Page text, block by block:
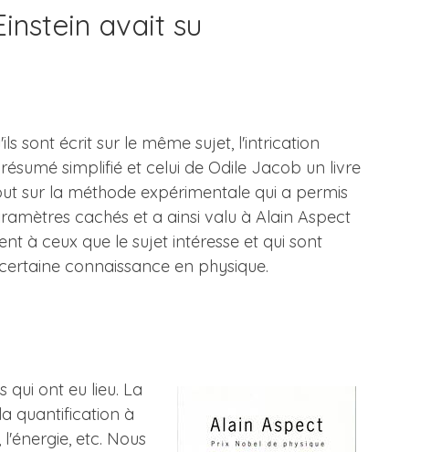
avait su
sont écrit sur le même sujet, l'intrication
simplifié et celui de Odile Jacob un livre
sur la méthode expérimentale qui a permis
cachés et a ainsi valu à Alain Aspect
à ceux que le sujet intéresse et qui sont
connaissance en physique.
qui ont eu lieu. La
quantification à
etc. Nous